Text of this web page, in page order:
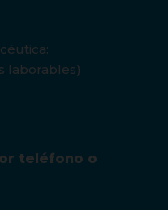
laborables)
teléfono o